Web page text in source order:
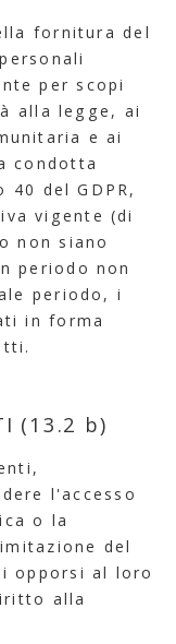
fornitura del
per scopi
alla legge, ai
e ai
condotta
del GDPR,
vigente (di
non siano
periodo non
periodo, i
in forma
(13.2 b)
l'accesso
o la
del
opporsi al loro
alla